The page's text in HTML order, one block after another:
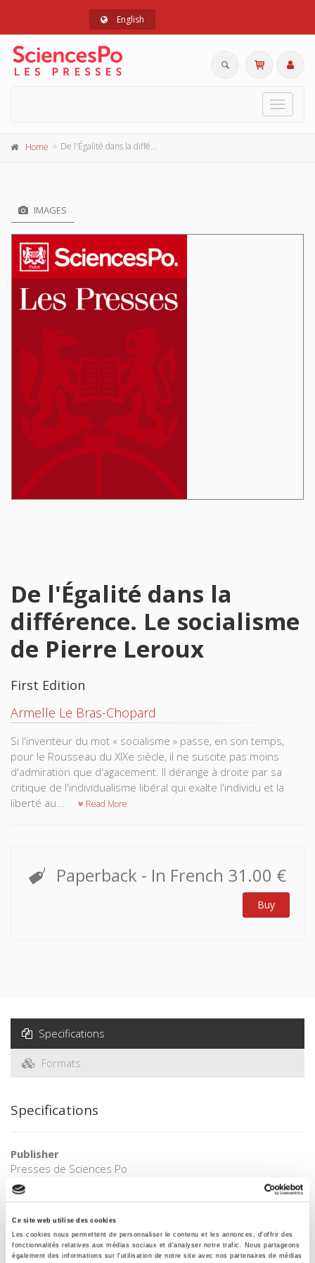
Ce site web utilise des cookies
Les cookies nous permettent de personnaliser le contenu et les annonces, d'offrir des
fonctionnalités relatives aux médias sociaux et d'analyser notre trafic. Nous partageons
également des informations sur l'utilisation de notre site avec nos partenaires de médias
English
Toggle
Home De l'Égalité dans la différence. Le socialisme de Pierre Leroux
IMAGES
De l'Égalité dans la
différence. Le socialisme
de Pierre Leroux
First Edition
Armelle Le Bras-Chopard
Si l'inventeur du mot « socialisme » passe, en son temps,
pour le Rousseau du XIXe siècle, il ne suscite pas moins
d'admiration que d'agacement. Il dérange à droite par sa
critique de l'individualisme libéral qui exalte l'individu et la
liberté au...
Read More
Paperback - In French 31.00 €
Buy
Specifications
Formats
Specifications
Publisher
Presses de Sciences Po
Author
Armelle Le Bras-Chopard
Collection
Académique